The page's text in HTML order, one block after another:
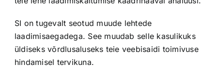
SI on tugevalt seotud muude lehtede
laadimisaegadega. See muudab selle kasulikuks
üldiseks võrdlusaluseks teie veebisaidi toimivuse
hindamisel tervikuna.